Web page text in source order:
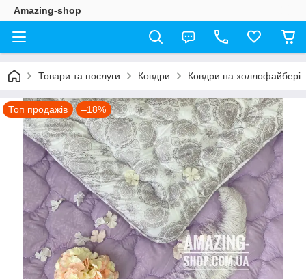
Amazing-shop
Товари та послуги Ковдри Ковдри на холлофайбері
Топ продажів –18%